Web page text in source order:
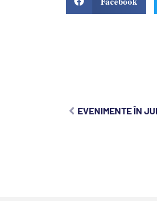
EVENIMENTE ÎN